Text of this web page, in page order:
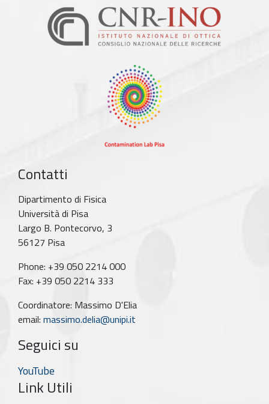
Contatti
Dipartimento di Fisica
Università di Pisa
Largo B. Pontecorvo, 3
56127 Pisa
Phone: +39 050 2214 000
Fax: +39 050 2214 333
Coordinatore: Massimo D'Elia
email: massimo.delia@unipi.it
Seguici su
YouTube
Link Utili